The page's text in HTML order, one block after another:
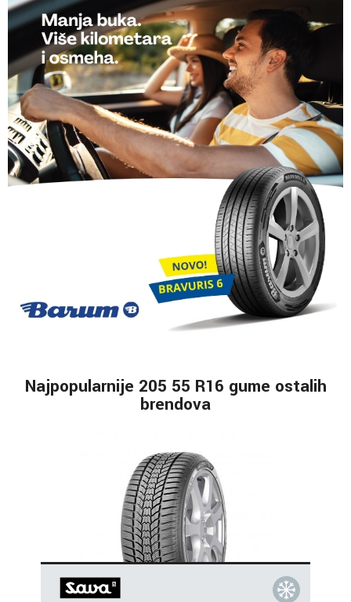
Najpopularnije 205 55 R16 gume ostalih
brendova